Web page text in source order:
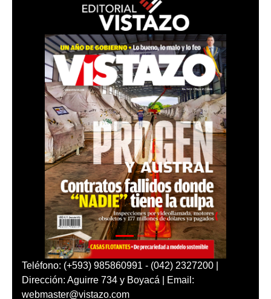
Teléfono: (+593) 985860991 - (042) 2327200 |
Dirección: Aguirre 734 y Boyacá | Email:
webmaster@vistazo.com